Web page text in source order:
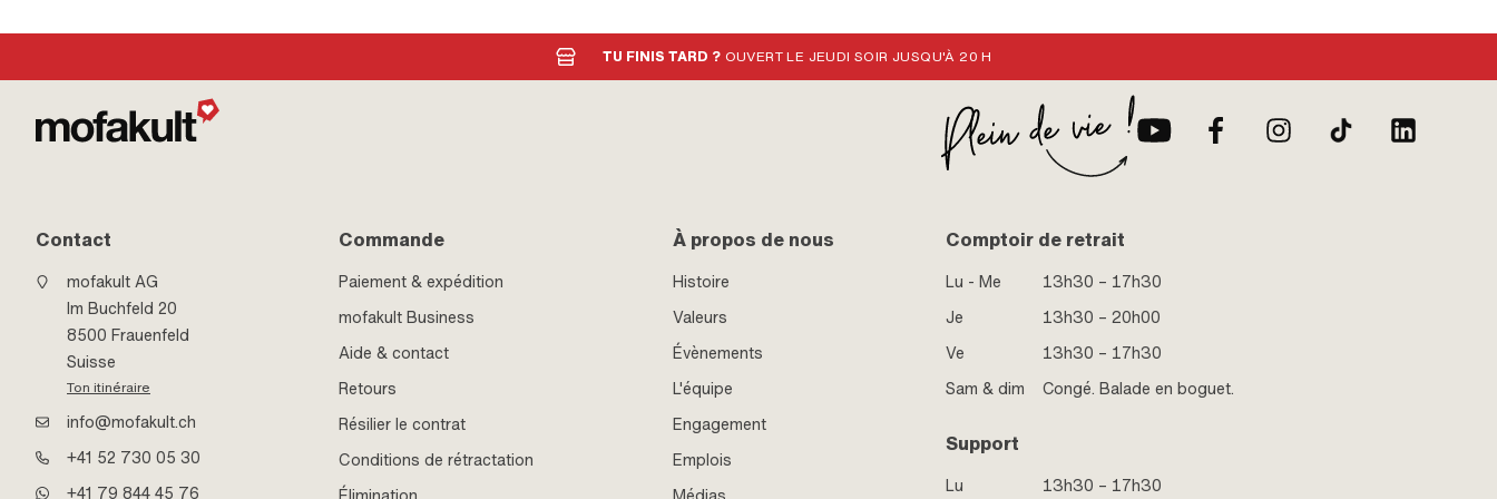
TU FINIS TARD ? OUVERT LE JEUDI SOIR JUSQU'À 20 H
Contact
mofakult AG
Im Buchfeld 20
8500 Frauenfeld
Suisse
Ton itinéraire
info@mofakult.ch
+41 52 730 05 30
+41 79 844 45 76
Commande
Paiement & expédition
mofakult Business
Aide & contact
Retours
Résilier le contrat
Conditions de rétractation
À propos de nous
Histoire
Valeurs
Évènements
L'équipe
Engagement
Emplois
Comptoir de retrait
Lu - Me
13h30 – 17h30
Je
13h30 – 20h00
Ve
13h30 – 17h30
Sam & dim
Congé. Balade en boguet.
Support
Lu 13h30 – 17h30